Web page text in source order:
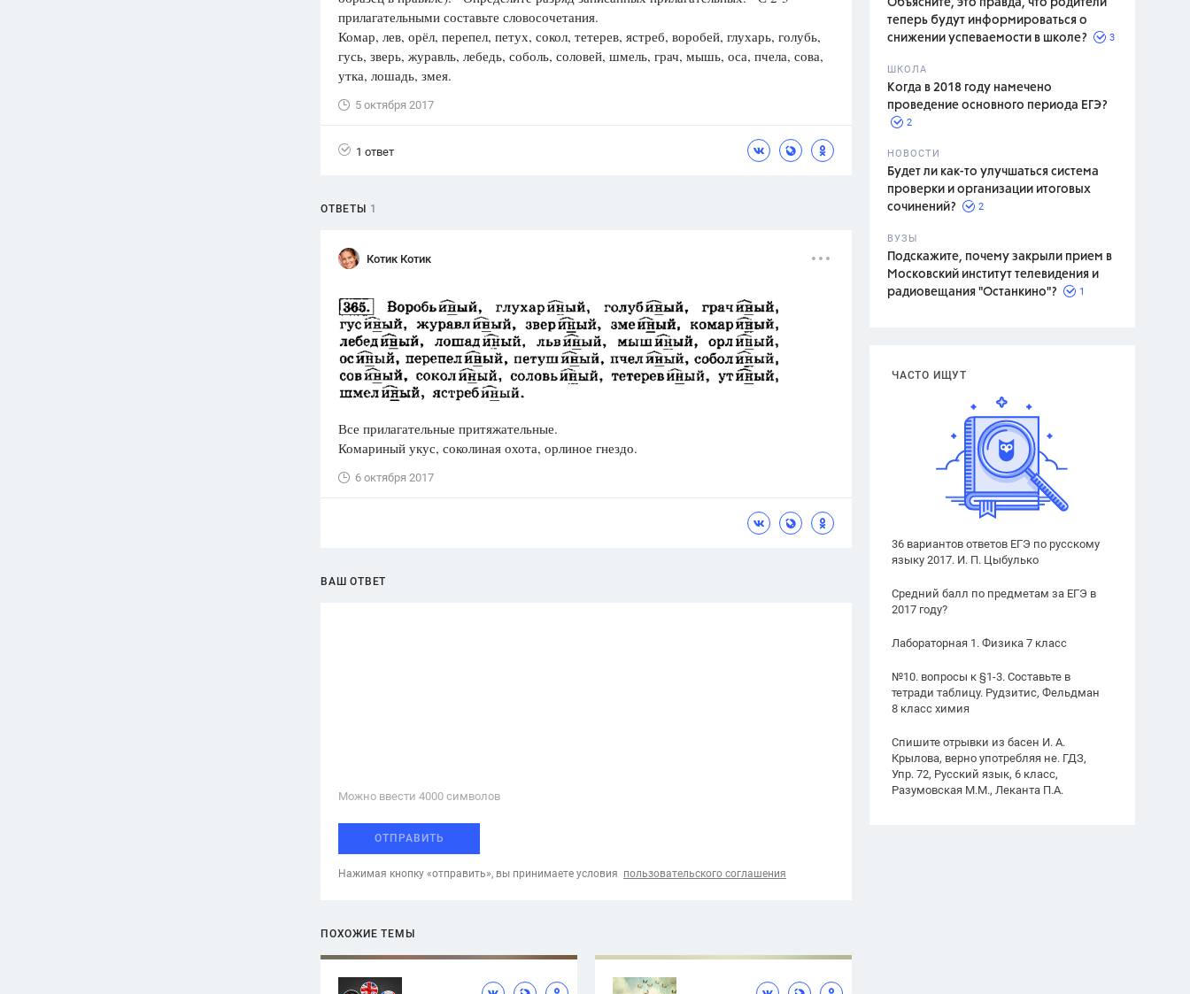
Вузы
ответа
Олимпиады
ответа
1551 ответ
Цветков Л. А.
Психология
Объясните, это правда, что родители
теперь будут информироваться о
снижении успеваемости в школе?
3
ШКОЛА
Когда в 2018 году намечено
проведение основного периода ЕГЭ?
2
НОВОСТИ
Будет ли как-то улучшаться система
проверки и организации итоговых
сочинений?
2
ВУЗЫ
Подскажите, почему закрыли прием в
Московский институт телевидения и
радиовещания "Останкино"?
1
ЧАСТО ИЩУТ
36 вариантов ответов ЕГЭ по русскому
языку 2017. И. П. Цыбулько
Средний балл по предметам за ЕГЭ в
2017 году?
Лабораторная 1. Физика 7 класс
№10. вопросы к §1-3. Составьте в
тетради таблицу. Рудзитис, Фельдман
8 класс химия
Спишите отрывки из басен И. А.
Крылова, верно употребляя не. ГДЗ,
Упр. 72, Русский язык, 6 класс,
Разумовская М.М., Леканта П.А.
прилагательными составьте словосочетания.
Комар, лев, орёл, перепел, петух, сокол, тетерев, ястреб, воробей, глухарь, голубь,
гусь, зверь, журавль, лебедь, соболь, соловей, шмель, грач, мышь, оса, пчела, сова,
утка, лошадь, змея.
5 октября 2017
1 ответ
ОТВЕТЫ 1
Котик Котик
Все прилагательные притяжательные.
Комариный укус, соколиная охота, орлиное гнездо.
6 октября 2017
ВАШ ОТВЕТ
Можно ввести 4000 cимволов
ОТПРАВИТЬ
Нажимая кнопку «отправить», вы принимаете условия пользовательского соглашения
ПОХОЖИЕ ТЕМЫ